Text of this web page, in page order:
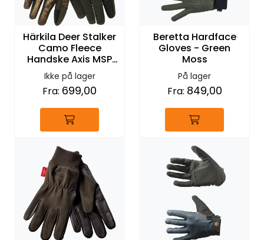
Härkila Deer Stalker
Camo Fleece
Handske Axis MSP
Forest Green
Ikke på lager
Fra: 699,00
Beretta Hardface
Gloves - Green
Moss
På lager
Fra: 849,00